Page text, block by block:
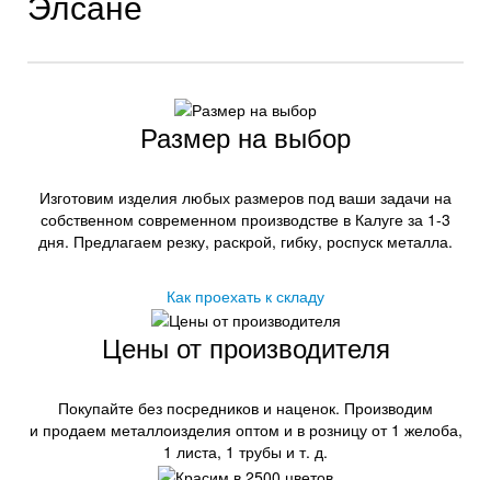
Размер на выбор
Изготовим изделия любых размеров под ваши задачи на
собственном современном производстве в Калуге за 1-3
дня. Предлагаем резку, раскрой, гибку, роспуск металла.
Как проехать к складу
Цены от производителя
Покупайте без посредников и наценок. Производим
и продаем металлоизделия оптом и в розницу от 1 желоба,
1 листа, 1 трубы и т. д.